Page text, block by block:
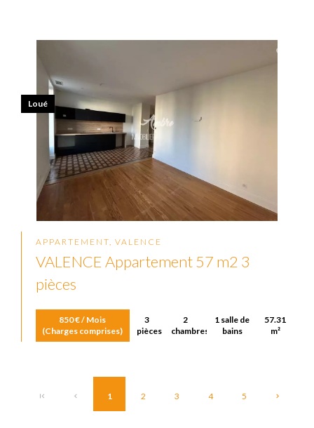
APPARTEMENT, VALENCE
VALENCE Appartement 57 m2 3
pièces
850 € / Mois
(Charges comprises)
3
pièces
2
chambres
1 salle de
bains
57.31
m²
Loué
1 2 3 4 5